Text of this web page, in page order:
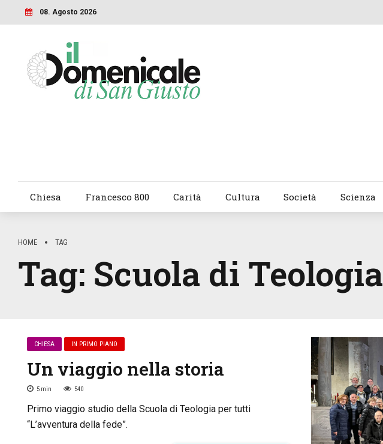
08. Agosto 2026
Chiesa Francesco 800 Carità Cultura Società Scienza
HOME TAG
Tag: Scuola di Teologia
CHIESA IN PRIMO PIANO
Un viaggio nella storia
5 min 540
Primo viaggio studio della Scuola di Teologia per tutti
“L’avventura della fede”.